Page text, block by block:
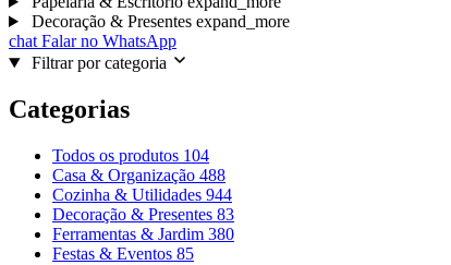
Decoração & Presentes expand_more
chat Falar no WhatsApp
Filtrar por categoria
Categorias
Todos os produtos 104
Casa & Organização 488
Cozinha & Utilidades 944
Decoração & Presentes 83
Ferramentas & Jardim 380
Festas & Eventos 85